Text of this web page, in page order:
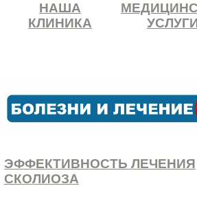
НАША
КЛИНИКА
ЭФФЕКТИВНОСТЬ ЛЕЧЕНИЯ
СКОЛИОЗА